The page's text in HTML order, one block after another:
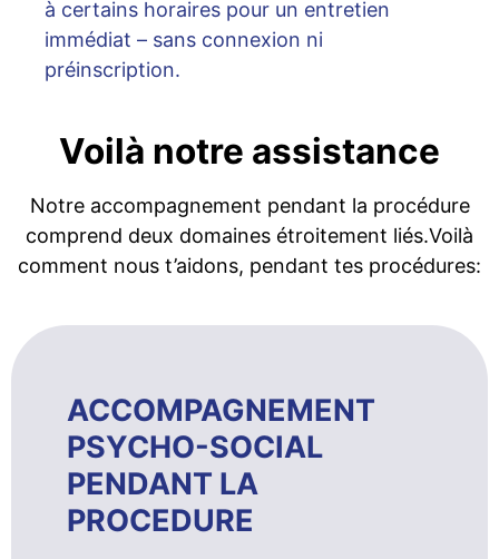
à certains horaires pour un entretien
immédiat – sans connexion ni
préinscription.
Voilà notre assistance
Notre accompagnement pendant la procédure
comprend deux domaines étroitement liés.Voilà
comment nous t’aidons, pendant tes procédures:
ACCOMPAGNEMENT
PSYCHO-SOCIAL
PENDANT LA
PROCEDURE